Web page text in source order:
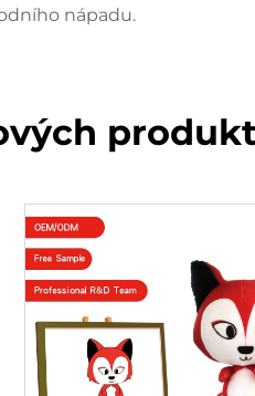
nápadu.